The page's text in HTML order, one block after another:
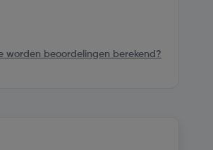
worden beoordelingen berekend?